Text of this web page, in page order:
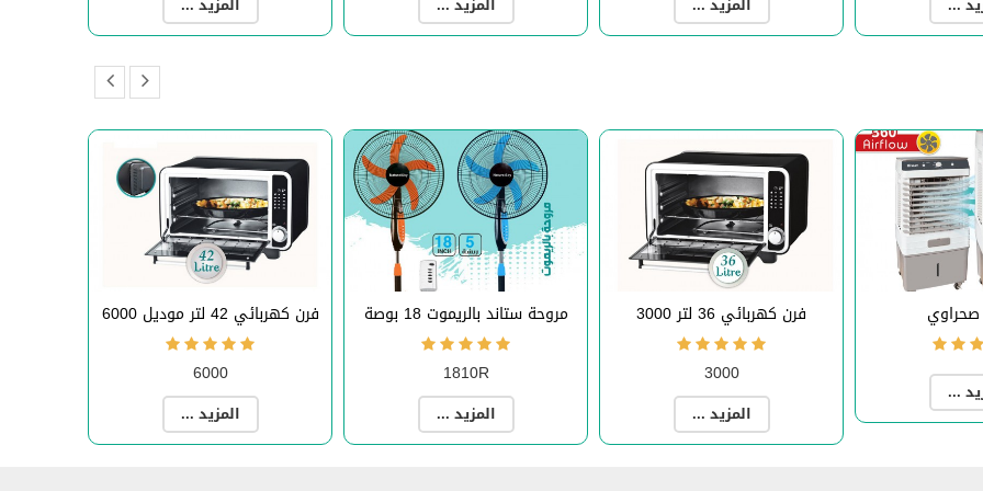
فرن كهربائي 42 لتر موديل 6000
6000
المزيد ...
مروحة ستاند بالريموت 18 بوصة
1810R
المزيد ...
فرن كهربائي 36 لتر 3000
3000
المزيد ...
...